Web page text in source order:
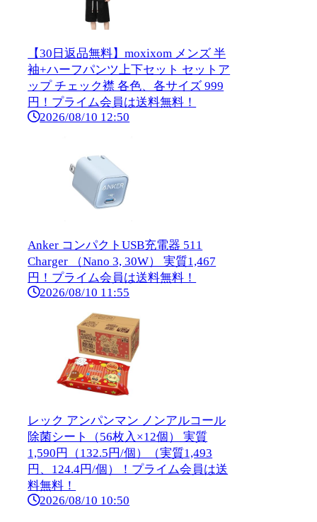
【30日返品無料】moxixom メンズ 半
袖+ハーフパンツ上下セット セットア
ップ チェック襟 各色、各サイズ 999
円！プライム会員は送料無料！
2026/08/10 12:50
Anker コンパクトUSB充電器 511
Charger （Nano 3, 30W） 実質1,467
円！プライム会員は送料無料！
2026/08/10 11:55
レック アンパンマン ノンアルコール
除菌シート（56枚入×12個） 実質
1,590円（132.5円/個）（実質1,493
円、124.4円/個）！プライム会員は送
料無料！
2026/08/10 10:50